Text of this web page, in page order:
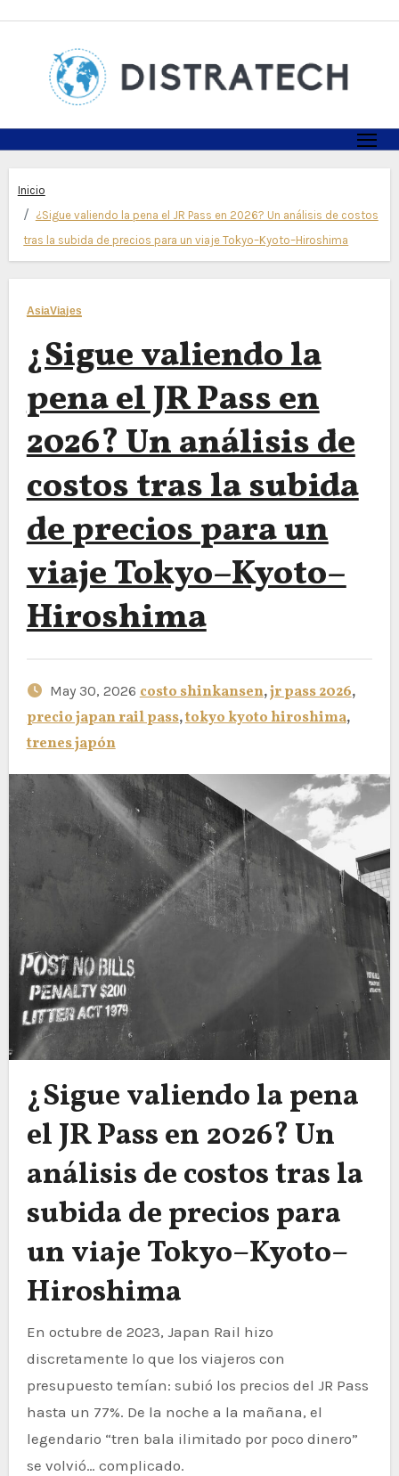
Inicio
¿Sigue valiendo la pena el JR Pass en 2026? Un análisis de costos
tras la subida de precios para un viaje Tokyo–Kyoto–Hiroshima
AsiaViajes
¿Sigue valiendo la
pena el JR Pass en
2026? Un análisis de
costos tras la subida
de precios para un
viaje Tokyo–Kyoto–
Hiroshima
May 30, 2026 costo shinkansen,jr pass 2026,
precio japan rail pass,tokyo kyoto hiroshima,
trenes japón
¿Sigue valiendo la pena
el JR Pass en 2026? Un
análisis de costos tras la
subida de precios para
un viaje Tokyo–Kyoto–
Hiroshima
En octubre de 2023, Japan Rail hizo
discretamente lo que los viajeros con
presupuesto temían: subió los precios del JR Pass
hasta un 77%. De la noche a la mañana, el
legendario “tren bala ilimitado por poco dinero”
se volvió… complicado.